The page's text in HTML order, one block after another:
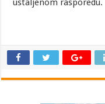
ustaljenom rasporedu.